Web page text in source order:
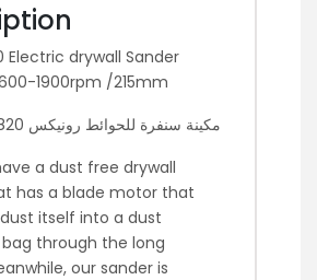
Electric drywall Sander
1900rpm /215mm
مكينة سنفرة للحوائط رونيكس 820 واط 6200
a dust free drywall
has a blade motor that
itself into a dust
through the long
our sander is